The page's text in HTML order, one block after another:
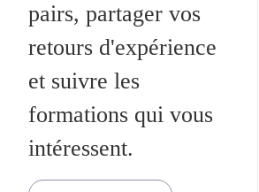
pairs, partager vos
retours d'expérience
et suivre les
formations qui vous
intéressent.